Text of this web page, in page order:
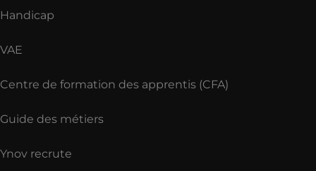
Handicap
VAE
Centre de formation des apprentis (CFA)
Guide des métiers
Ynov recrute